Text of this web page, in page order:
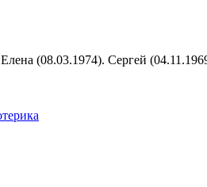
(08.03.1974). Сергей